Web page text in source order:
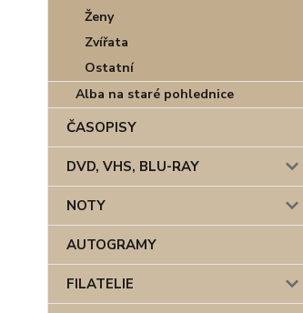
Ženy
Zvířata
Ostatní
Alba na staré pohlednice
ČASOPISY
DVD, VHS, BLU-RAY
NOTY
AUTOGRAMY
FILATELIE